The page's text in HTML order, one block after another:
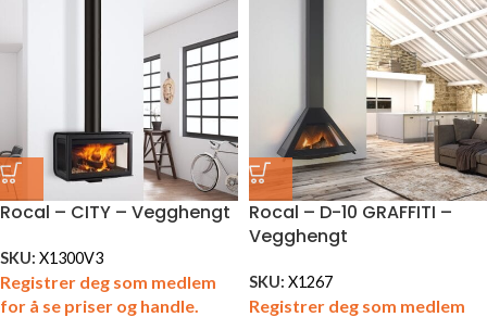
Rocal – CITY – Vegghengt
SKU: X1300V3
Registrer deg som medlem
for å se priser og handle.
Rocal – D-10 GRAFFITI –
Vegghengt
SKU: X1267
Registrer deg som medlem